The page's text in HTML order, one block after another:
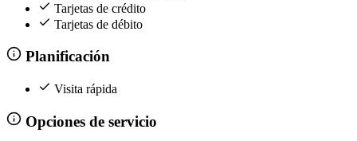
Tarjetas de crédito
Tarjetas de débito
Planificación
Visita rápida
Opciones de servicio